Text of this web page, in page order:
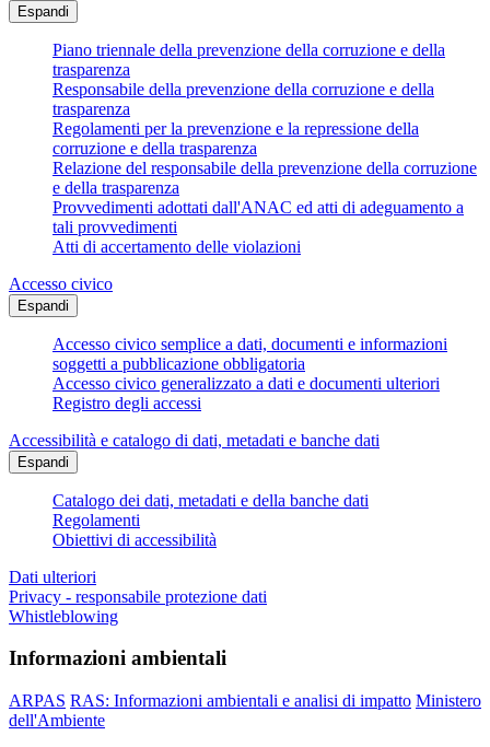
Espandi
Piano triennale della prevenzione della corruzione e della
trasparenza
Responsabile della prevenzione della corruzione e della
trasparenza
Regolamenti per la prevenzione e la repressione della
corruzione e della trasparenza
Relazione del responsabile della prevenzione della corruzione
e della trasparenza
Provvedimenti adottati dall'ANAC ed atti di adeguamento a
tali provvedimenti
Atti di accertamento delle violazioni
Accesso civico
Espandi
Accesso civico semplice a dati, documenti e informazioni
soggetti a pubblicazione obbligatoria
Accesso civico generalizzato a dati e documenti ulteriori
Registro degli accessi
Accessibilità e catalogo di dati, metadati e banche dati
Espandi
Catalogo dei dati, metadati e della banche dati
Regolamenti
Obiettivi di accessibilità
Dati ulteriori
Privacy - responsabile protezione dati
Whistleblowing
Informazioni ambientali
ARPAS RAS: Informazioni ambientali e analisi di impatto Ministero
dell'Ambiente